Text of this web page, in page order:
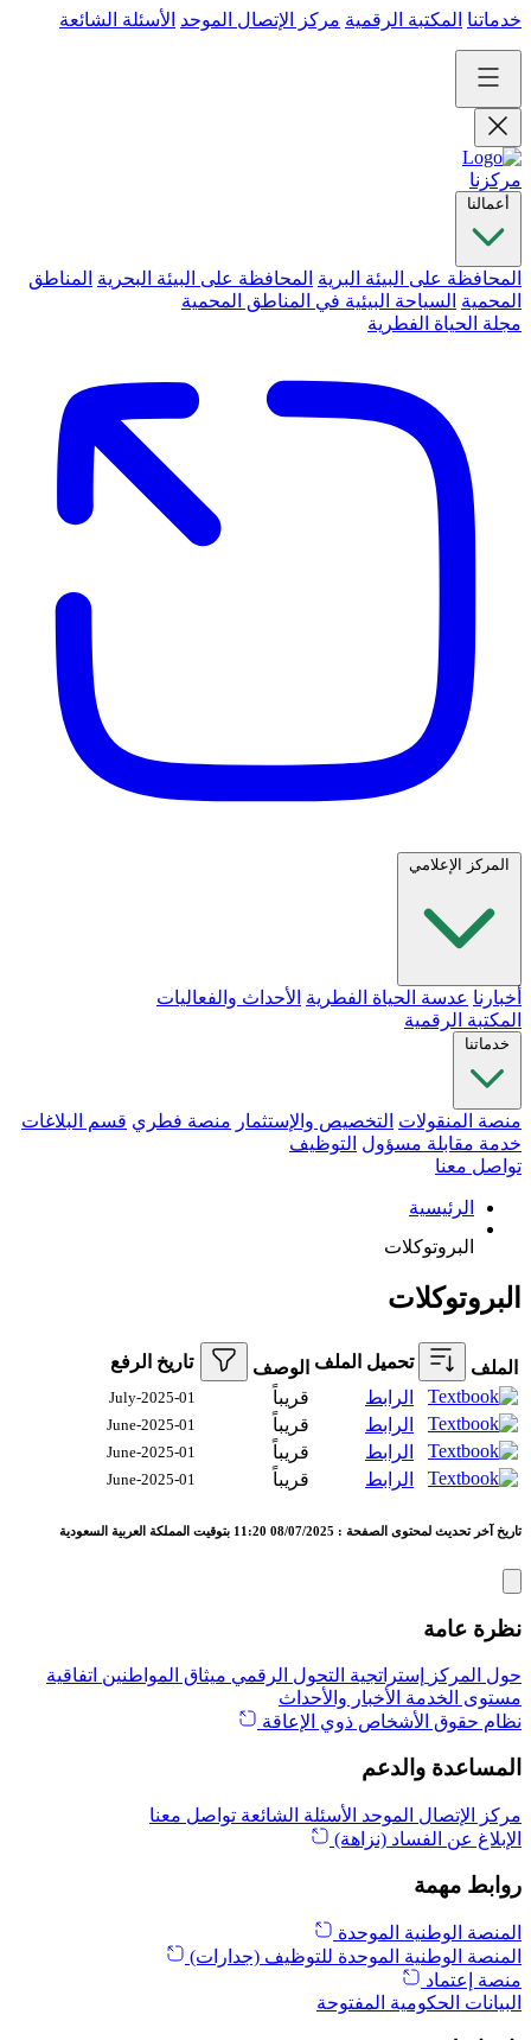
خدماتنا المكتبة الرقمية مركز الإتصال الموحد الأسئلة الشائعة
مركزنا
أعمالنا
المحافظة على البيئة البرية المحافظة على البيئة البحرية المناطق
المحمية السياحة البيئية في المناطق المحمية
مجلة الحياة الفطرية
المركز الإعلامي
أخبارنا عدسة الحياة الفطرية الأحداث والفعاليات
المكتبة الرقمية
خدماتنا
منصة المنقولات التخصيص والإستثمار منصة فطري قسم البلاغات
خدمة مقابلة مسؤول التوظيف
تواصل معنا
الرئيسية
البروتوكلات
البروتوكلات
الملف تحميل الملف الوصف
تاريخ الرفع
الرابط
قريباً 01-July-2025
الرابط قريباً 01-June-2025
الرابط قريباً 01-June-2025
الرابط قريباً 01-June-2025
تاريخ آخر تحديث لمحتوى الصفحة : 08/07/2025 11:20 بتوقيت المملكة العربية السعودية
نظرة عامة
حول المركز إستراتجية التحول الرقمي ميثاق المواطنين اتفاقية
مستوى الخدمة الأخبار والأحداث
نظام حقوق الأشخاص ذوي الإعاقة
المساعدة والدعم
مركز الإتصال الموحد الأسئلة الشائعة تواصل معنا
الإبلاغ عن الفساد (نزاهة)
روابط مهمة
المنصة الوطنية الموحدة
المنصة الوطنية الموحدة للتوظيف (جدارات)
منصة إعتماد
البيانات الحكومية المفتوحة